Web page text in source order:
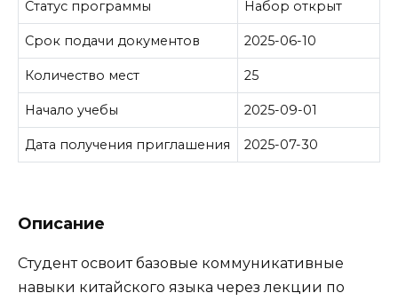
Статус программы Набор открыт
Срок подачи документов 2025-06-10
Количество мест 25
Начало учебы 2025-09-01
Дата получения приглашения 2025-07-30
Описание
Студент освоит базовые коммуникативные
навыки китайского языка через лекции по